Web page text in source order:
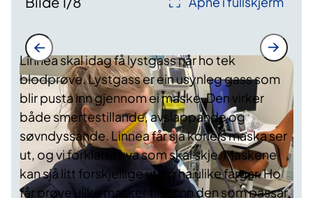
Linnea skal idag få lystgass når ho tek
blodprøve. Lystgass er ein usynleg gass som
blir pusta inn gjennom ei maske. Den virker
både smertestillande, avslappande og
søvndyssande. Linnea får sjå korleis maska ser
ut, og vi forklarer kva som skal skje. Maskene
kan sjå litt forskjellige ut og ha ulike fargar. Ho
får prøve ulike masker til vi finn den som passar